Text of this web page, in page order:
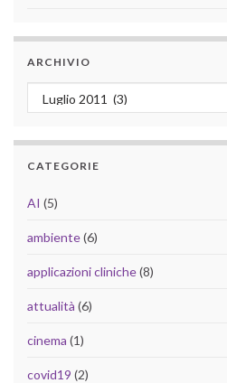
ARCHIVIO
Archivio
CATEGORIE
AI (5)
ambiente(6)
applicazioni cliniche(8)
attualità (6)
cinema (1)
covid19 (2)